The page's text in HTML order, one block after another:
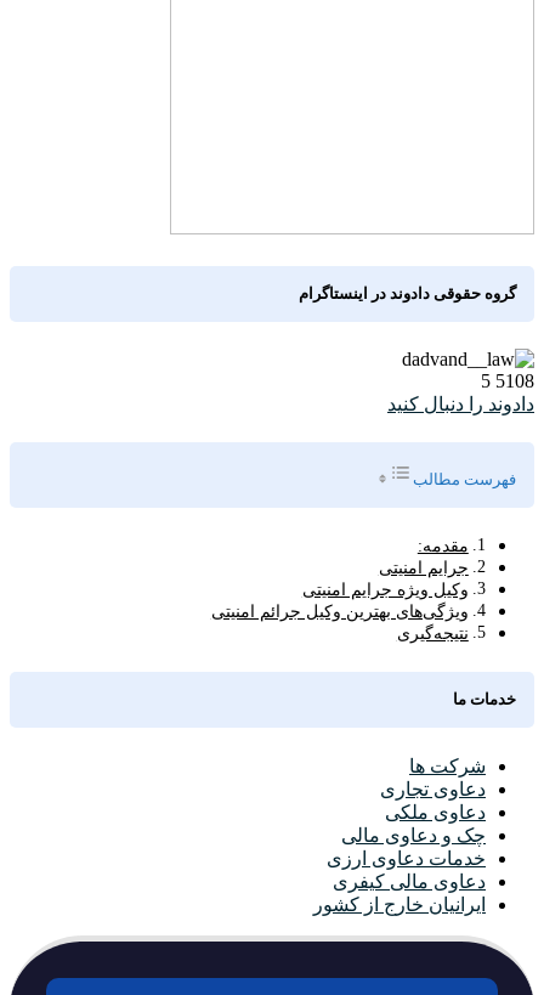
گروه حقوقی دادوند در اینستاگرام
5108
5
دادوند را دنبال کنید
فهرست مطالب
Toggle Table of Content
مقدمه:
جرایم امنیتی
وکیل ویژه جرایم امنیتی
ویژگی‌های بهترین وکیل جرائم امنیتی
نتیجه‌گیری
خدمات ما
شرکت ها
دعاوی تجاری
دعاوی ملکی
چک و دعاوی مالی
خدمات دعاوی ارزی
دعاوی مالی کیفری
ایرانیان خارج از کشور